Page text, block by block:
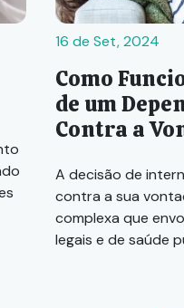
16 de Set, 2024
Como
de um
Contra a
A decisão de
contra a sua
complexa que
legais e de saúde